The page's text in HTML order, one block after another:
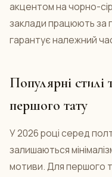
акцентом на чорно-
заклади працюють за
гарантує належний
Популярні
першого тату
У 2026 році серед
залишаються
мотиви. Для першого